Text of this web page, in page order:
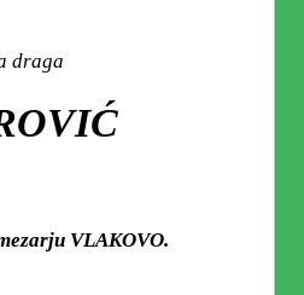
draga
VLAKOVO.